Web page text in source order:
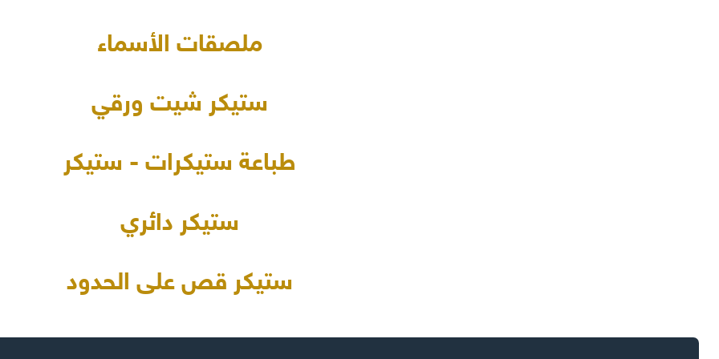
ملصقات الأسماء
ستيكر شيت ورقي
طباعة ستيكرات - ستيكر
ستيكر دائري
ستيكر قص على الحدود